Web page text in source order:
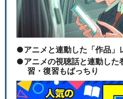
アニメと連動した「作品」
アニメの視聴話と連動した
習・復習もばっちり